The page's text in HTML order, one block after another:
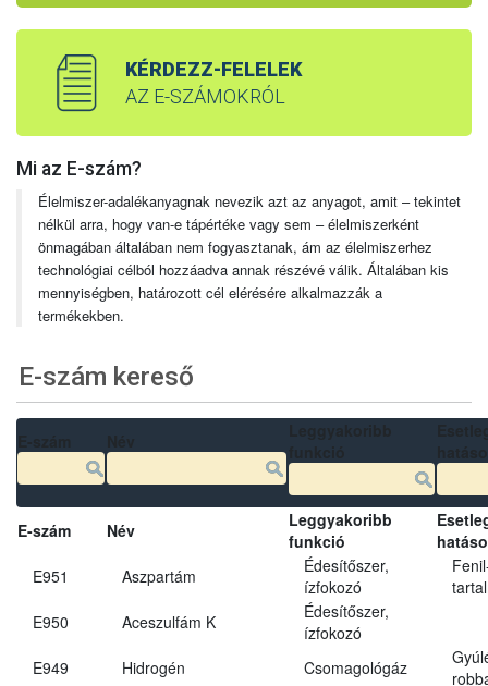
KÉRDEZZ-FELELEK
AZ E-SZÁMOKRÓL
Mi az E-szám?
Élelmiszer-adalékanyagnak nevezik azt az anyagot, amit – tekintet
nélkül arra, hogy van-e tápértéke vagy sem – élelmiszerként
önmagában általában nem fogyasztanak, ám az élelmiszerhez
technológiai célból hozzáadva annak részévé válik. Általában kis
mennyiségben, határozott cél elérésére alkalmazzák a
termékekben.
E-szám kereső
E-szám Név
Leggyakoribb
funkció
E951
Aszpartám
Édesítőszer,
ízfokozó
E950
Aceszulfám K
Édesítőszer,
ízfokozó
E949
Hidrogén Csomagológáz